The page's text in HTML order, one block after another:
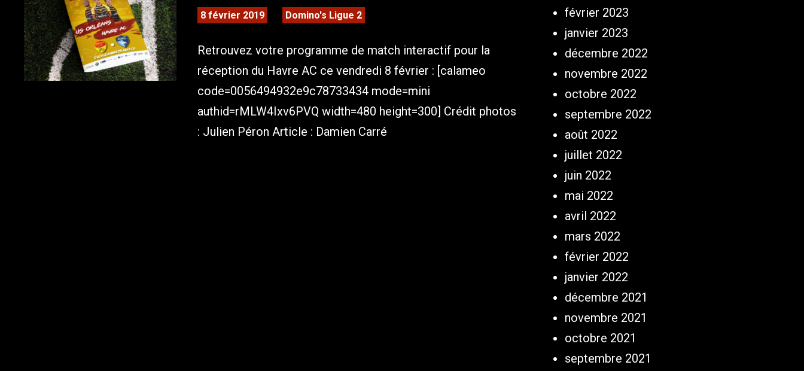
8 février 2019 Domino's Ligue 2
Retrouvez votre programme de match interactif pour la
réception du Havre AC ce vendredi 8 février : [calameo
code=0056494932e9c78733434 mode=mini
authid=rMLW4Ixv6PVQ width=480 height=300] Crédit photos
: Julien Péron Article : Damien Carré
février 2023
janvier 2023
décembre 2022
novembre 2022
octobre 2022
septembre 2022
août 2022
juillet 2022
juin 2022
mai 2022
avril 2022
mars 2022
février 2022
janvier 2022
décembre 2021
novembre 2021
octobre 2021
septembre 2021